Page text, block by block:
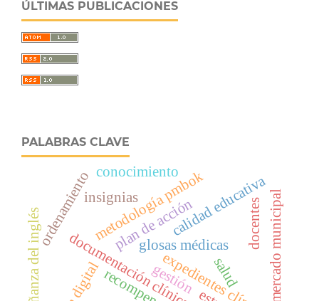
ÚLTIMAS PUBLICACIONES
PALABRAS CLAVE
glosas médicas
plan de acción
documentación clínica mercado municipal
metodología pmbok
ordenamiento
gestión salud
calidad educativa
enseñanza del inglés
insignias
docentes
conocimiento